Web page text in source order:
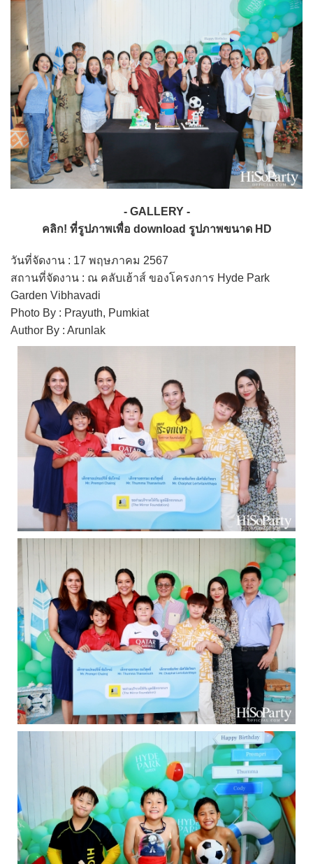
- GALLERY -
คลิก! ที่รูปภาพเพื่อ download รูปภาพขนาด HD
วันที่จัดงาน : 17 พฤษภาคม 2567
สถานที่จัดงาน : ณ คลับเฮ้าส์ ของโครงการ Hyde Park
Garden Vibhavadi
Photo By : Prayuth, Pumkiat
Author By : Arunlak